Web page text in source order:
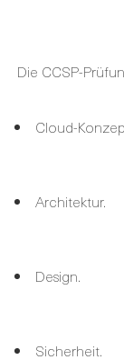
Die CCSP-
Cloud-
Architektur.
Design.
Sicherheit.